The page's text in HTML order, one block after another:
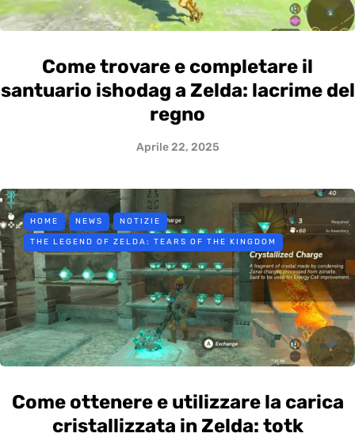
Come trovare e completare il
santuario ishodag a Zelda: lacrime del
regno
Aprile 22, 2025
HOME NEWS NOTIZIE
THE LEGEND OF ZELDA: TEARS OF THE KINGDOM
Come ottenere e utilizzare la carica
cristallizzata in Zelda: totk